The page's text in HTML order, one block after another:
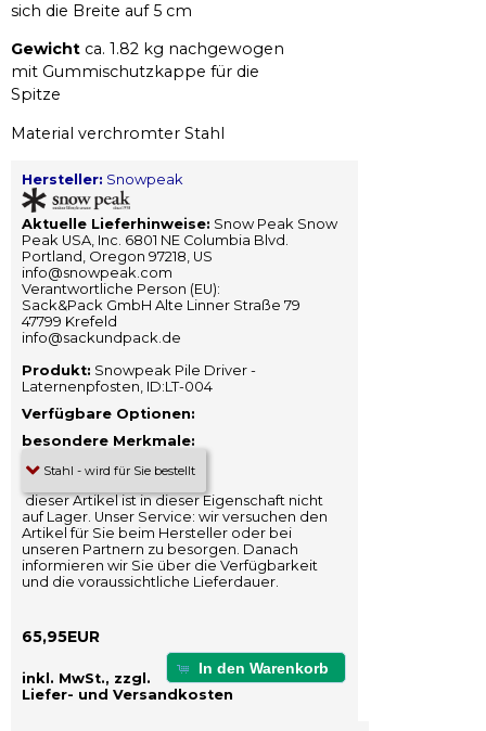
sich die Breite auf 5 cm
Gewicht ca. 1.82 kg nachgewogen
mit Gummischutzkappe für die
Spitze
Material verchromter Stahl
Hersteller: Snowpeak
Aktuelle Lieferhinweise: Snow Peak Snow
Peak USA, Inc. 6801 NE Columbia Blvd.
Portland, Oregon 97218, US
info@snowpeak.com
Verantwortliche Person (EU):
Sack&Pack GmbH Alte Linner Straße 79
47799 Krefeld
info@sackundpack.de
Produkt: Snowpeak Pile Driver -
Laternenpfosten, ID:LT-004
Verfügbare Optionen:
besondere Merkmale:
dieser Artikel ist in dieser Eigenschaft nicht
auf Lager. Unser Service: wir versuchen den
Artikel für Sie beim Hersteller oder bei
unseren Partnern zu besorgen. Danach
informieren wir Sie über die Verfügbarkeit
und die voraussichtliche Lieferdauer.
65,95EUR
In den Warenkorb
inkl. MwSt., zzgl.
Liefer- und Versandkosten